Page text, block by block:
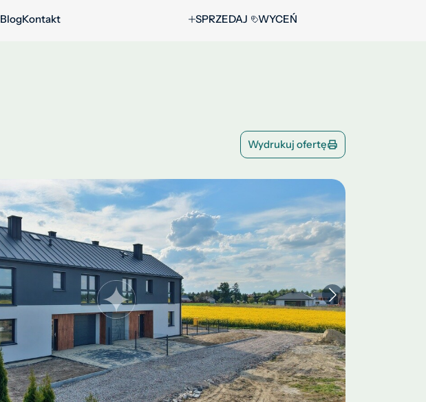
BlogKontakt SPRZEDAJ WYCEŃ
Wydrukuj ofertę